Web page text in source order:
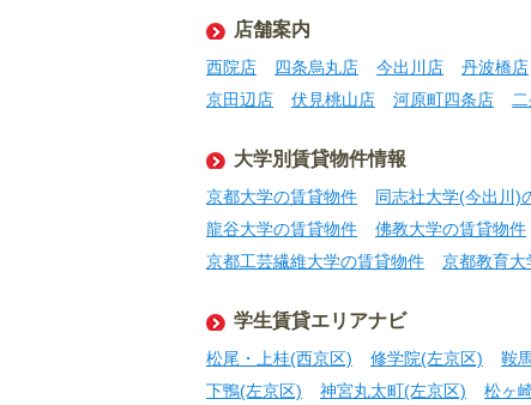
店舗案内
西院店 四条烏丸店 今出川店 丹波橋店
京田辺店
伏見桃山店 河原町四条店
大学別賃貸物件情報
京都大学の賃貸物件 同志社大学(今出川)
龍谷大学の賃貸物件
佛教大学の賃貸物件
京都工芸繊維大学の賃貸物件
京都教育大
学生賃貸エリアナビ
松尾・上桂(西京区) 修学院(左京区) 鞍
下鴨(左京区)
神宮丸太町(左京区) 松ヶ